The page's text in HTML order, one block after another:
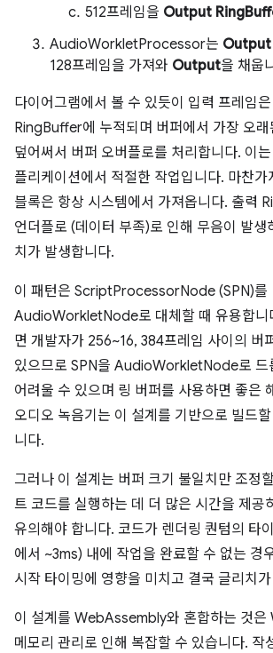
512프레임을 Output
AudioWorkletProcessor는
128프레임을 가져와 Output을 채웁
다이어그램에서 볼 수 있듯이 입력 프레임
RingBuffer에 누적되며 버퍼에서 가장 오래
덮어써서 버퍼 오버플로를 처리합니다. 이
플리케이션에서 적절한 작업입니다. 마찬가
블록은 항상 시스템에서 가져옵니다. 출력
언더플로 (데이터 부족)로 인해 무음이 발생
치가 발생합니다.
이 패턴은 ScriptProcessorNode (SPN)를
AudioWorkletNode로 대체할 때 유용합니
면 개발자가 256~16, 384프레임 사이의 버
있으므로 SPN을 AudioWorkletNode로 드
어려울 수 있으며 링 버퍼를 사용하면 좋은
오디오 녹음기는 이 설계를 기반으로 빌드
니다.
그러나 이 설계는 버퍼 크기 불일치만 조정
트 코드를 실행하는 데 더 많은 시간을 제공
유의해야 합니다. 코드가 렌더링 퀀텀의 타
에서 ~3ms) 내에 작업을 완료할 수 없는 경
시작 타이밍에 영향을 미치고 결국 글리치
이 설계를 WebAssembly와 혼합하는 것은
메모리 관리로 인해 복잡할 수 있습니다. 작